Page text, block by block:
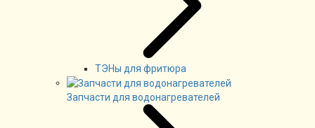
ТЭНы для фритюра
Запчасти для водонагревателей